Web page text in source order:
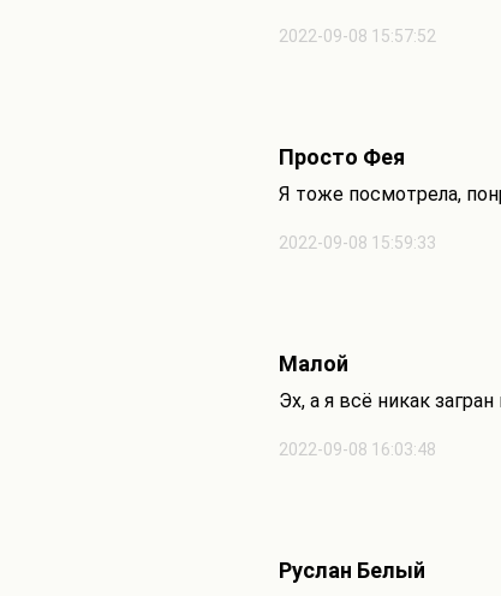
2022-09-08 15:57:52
2022-09-08 15:59:33
Просто Фея
Я тоже посмотрела,
2022-09-08 16:03:48
Малой
Эх, а я всё никак
Руслан Белый